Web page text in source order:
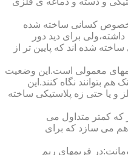
کسانی ساخته شده
برای دید دور
شده اند که پایین تر از
معمولی است.این وضعیت
بتوانند نگاه کنند.این
و یا حتی زه پلاستیکی ساخته
که کمتر متداول می
می سازد که برای
فریمهای ریم